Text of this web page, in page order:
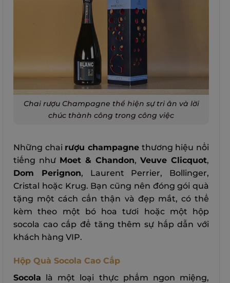
Chai rượu Champagne thể hiện sự tri ân và lời
chúc thành công trong công việc
Những chai rượu champagne thương hiệu nổi
tiếng như Moet & Chandon, Veuve Clicquot,
Dom Perignon, Laurent Perrier, Bollinger,
Cristal hoặc Krug. Bạn cũng nên đóng gói quà
tặng một cách cẩn thận và đẹp mắt, có thể
kèm theo một bó hoa tươi hoặc một hộp
socola cao cấp để tăng thêm sự hấp dẫn với
khách hàng VIP.
Hộp Quà Socola Cao Cấp
Socola là một loại thực phẩm ngon miệng,